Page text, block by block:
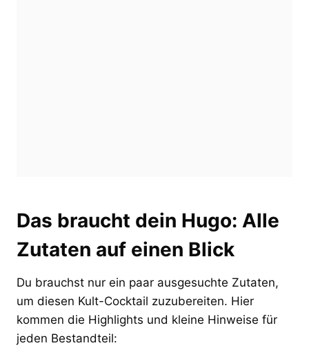
Das braucht dein Hugo: Alle
Zutaten auf einen Blick
Du brauchst nur ein paar ausgesuchte Zutaten,
um diesen Kult-Cocktail zuzubereiten. Hier
kommen die Highlights und kleine Hinweise für
jeden Bestandteil: